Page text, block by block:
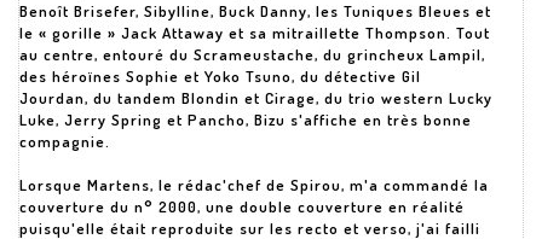
Benoît Brisefer, Sibylline, Buck Danny, les Tuniques Bleues et
le « gorille » Jack Attaway et sa mitraillette Thompson. Tout
au centre, entouré du Scrameustache, du grincheux Lampil,
des héroïnes Sophie et Yoko Tsuno, du détective Gil
Jourdan, du tandem Blondin et Cirage, du trio western Lucky
Luke, Jerry Spring et Pancho, Bizu s'affiche en très bonne
compagnie.
Lorsque Martens, le rédac'chef de Spirou, m'a commandé la
couverture du n° 2000, une double couverture en réalité
puisqu'elle était reproduite sur les recto et verso, j'ai failli